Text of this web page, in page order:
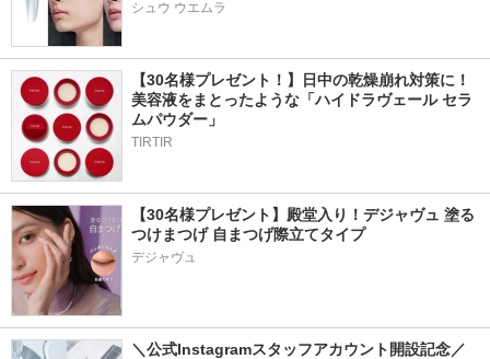
シュウ ウエムラ
【30名様プレゼント！】日中の乾燥崩れ対策に！
美容液をまとったような「ハイドラヴェール セラ
ムパウダー」
TIRTIR
【30名様プレゼント】殿堂入り！デジャヴュ 塗る
つけまつげ 自まつげ際立てタイプ
デジャヴュ
＼公式Instagramスタッフアカウント開設記念／